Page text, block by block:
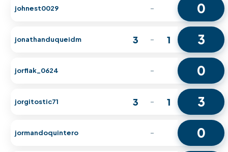
johnest0029 - 0
jonathanduqueidm 3 - 1 3
jorflak_0624 - 0
jorgitostic71 3 - 1 3
jormandoquintero - 0